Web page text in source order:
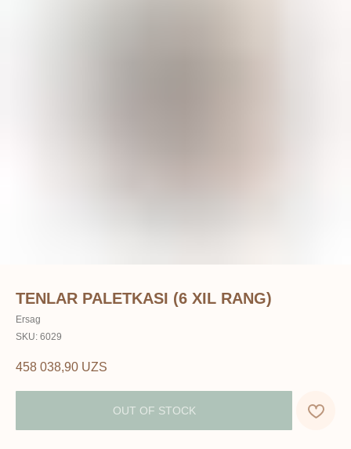
TENLAR PALETKASI (6 XIL RANG)
Ersag
SKU: 6029
458 038,90 UZS
OUT OF STOCK